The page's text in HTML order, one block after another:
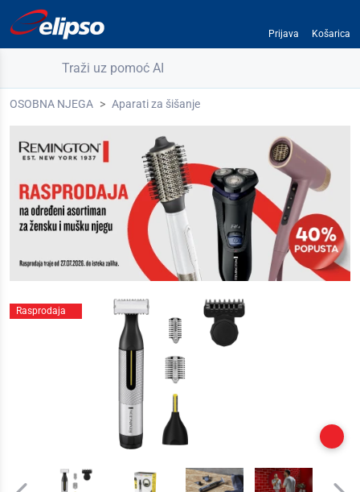
Prijava Košarica
Traži uz pomoć AI
OSOBNA NJEGA Aparati za šišanje
Rasprodaja